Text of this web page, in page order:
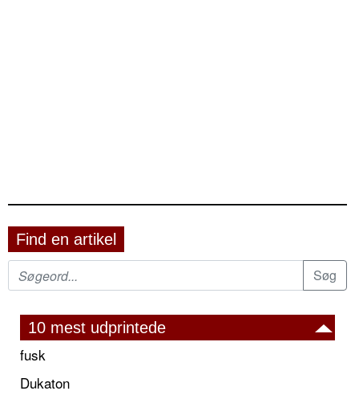
Find en artikel
10 mest udprintede
fusk
Dukaton